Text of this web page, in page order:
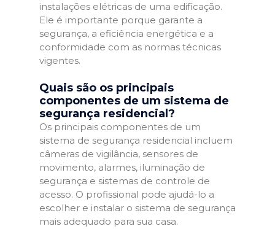
instalações elétricas de uma edificação.
Ele é importante porque garante a
segurança, a eficiência energética e a
conformidade com as normas técnicas
vigentes.
Quais são os principais
componentes de um sistema de
segurança residencial?
Os principais componentes de um
sistema de segurança residencial incluem
câmeras de vigilância, sensores de
movimento, alarmes, iluminação de
segurança e sistemas de controle de
acesso. O profissional pode ajudá-lo a
escolher e instalar o sistema de segurança
mais adequado para sua casa.